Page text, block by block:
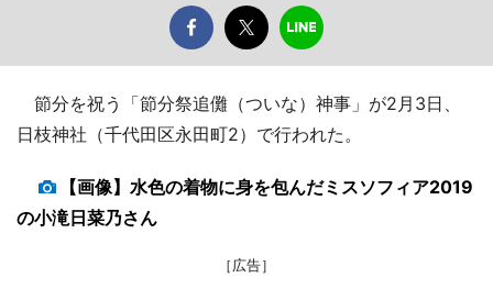
節分を祝う「節分祭追儺（ついな）神事」が2月3日、
日枝神社（千代田区永田町2）で行われた。
【画像】水色の着物に身を包んだミスソフィア2019
の小滝日菜乃さん
［広告］